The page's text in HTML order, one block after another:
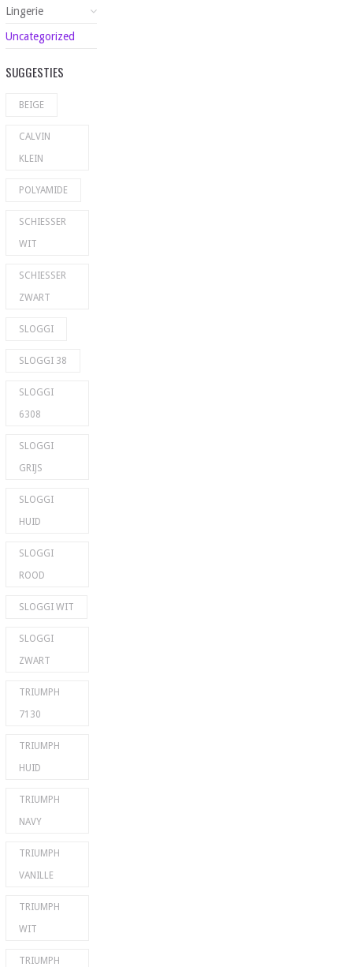
Lingerie
Uncategorized
SUGGESTIES
BEIGE
CALVIN
KLEIN
POLYAMIDE
SCHIESSER
WIT
SCHIESSER
ZWART
SLOGGI
SLOGGI 38
SLOGGI
6308
SLOGGI
GRIJS
SLOGGI
HUID
SLOGGI
ROOD
SLOGGI WIT
SLOGGI
ZWART
TRIUMPH
7130
TRIUMPH
HUID
TRIUMPH
NAVY
TRIUMPH
VANILLE
TRIUMPH
WIT
TRIUMPH